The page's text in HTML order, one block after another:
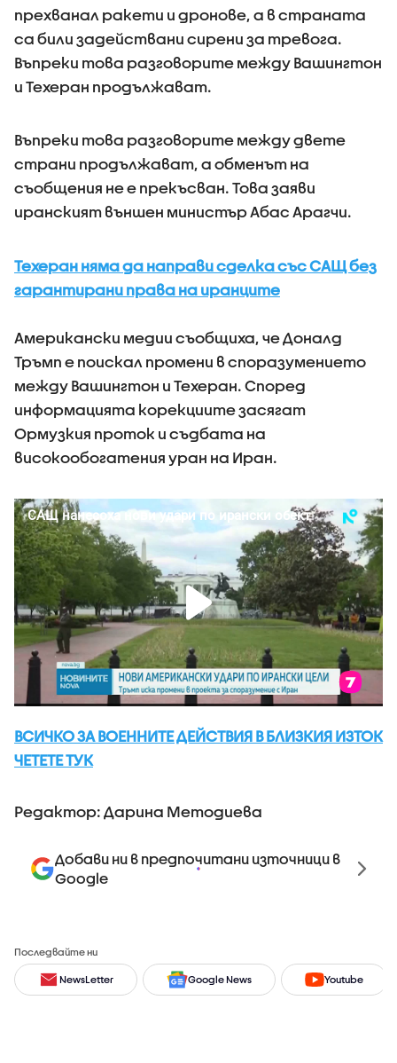
прехванал ракети и дронове, а в страната
са били задействани сирени за тревога.
Въпреки това разговорите между Вашингтон
и Техеран продължават.
Въпреки това разговорите между двете
страни продължават, а обменът на
съобщения не е прекъсван. Това заяви
иранският външен министър Абас Арагчи.
Техеран няма да направи сделка със САЩ без
гарантирани права на иранците
Американски медии съобщиха, че Доналд
Тръмп е поискал промени в споразумението
между Вашингтон и Техеран. Според
информацията корекциите засягат
Ормузкия проток и съдбата на
високообогатения уран на Иран.
ВСИЧКО ЗА ВОЕННИТЕ ДЕЙСТВИЯ В БЛИЗКИЯ ИЗТОК
ЧЕТЕТЕ ТУК
Редактор: Дарина Методиева
Добави ни в предпочитани източници в
Google
Последвайте ни
NewsLetter Google News Youtube